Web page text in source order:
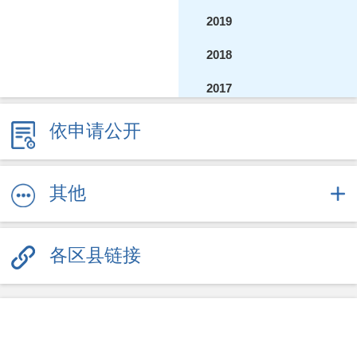
2019
2018
2017
2013
依申请公开
其他
各区县链接